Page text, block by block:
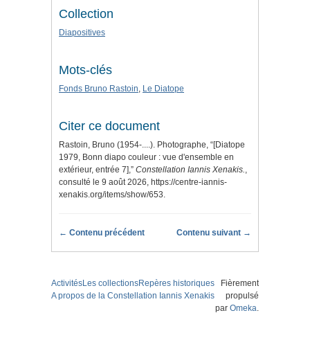
Collection
Diapositives
Mots-clés
Fonds Bruno Rastoin, Le Diatope
Citer ce document
Rastoin, Bruno (1954-....). Photographe, “[Diatope
1979, Bonn diapo couleur : vue d'ensemble en
extérieur, entrée 7],” Constellation Iannis Xenakis.,
consulté le 9 août 2026, https://centre-iannis-
xenakis.org/items/show/653.
← Contenu précédent Contenu suivant →
ActivitésLes collectionsRepères historiques
A propos de la Constellation Iannis Xenakis
Fièrement
propulsé
par Omeka.